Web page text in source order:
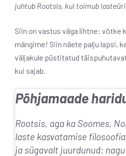
juhtub Rootsis, kui toimub
Siin on vastus väga lihtne: võtke
mängime! Siin näete palju lapsi,
väljakule püstitatud
kui sajab.
Põhjamaade
Rootsis, aga ka Soomes,
laste kasvatamise filosoofia
ja sügavalt juurdunud: